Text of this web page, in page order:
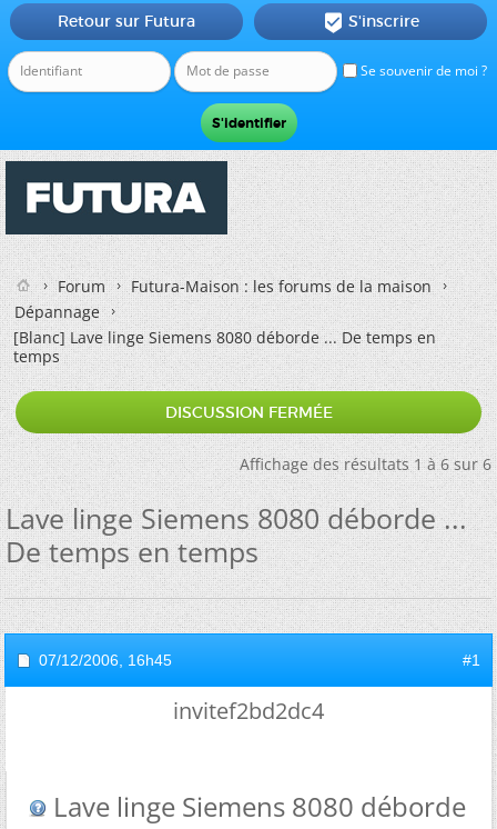
Se souvenir de moi ?
Retour sur Futura  S'inscrire
Forum
Futura-Maison : les forums de la maison
Dépannage
[Blanc]Lave linge Siemens 8080 déborde ... De temps en
temps
DISCUSSION FERMÉE
Affichage des résultats 1 à 6 sur 6
Lave linge Siemens 8080 déborde ...
De temps en temps
07/12/2006, 16h45 #1
invitef2bd2dc4
Lave linge Siemens 8080 déborde